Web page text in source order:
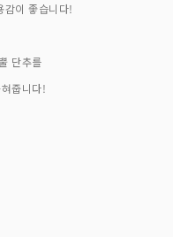
감이 좋습니다!
단추를
줍니다!